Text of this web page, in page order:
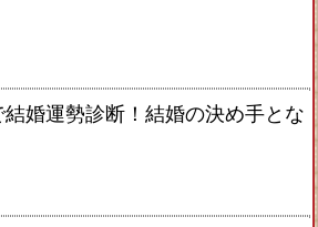
婚運勢診断！結婚の決め手とな